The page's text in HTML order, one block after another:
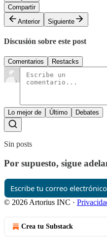
Compartir
Anterior
Siguiente
Discusión sobre este post
Comentarios Restacks
Lo mejor de Último Debates
Sin posts
Por supuesto, sigue
© 2026 Artorius INC ·
Crea tu Substack